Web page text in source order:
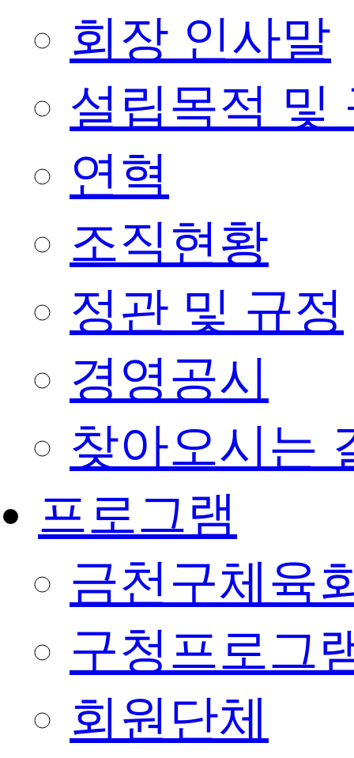
회장 인사말
설립목적 및
연혁
조직현황
정관 및 규정
경영공시
찾아오시는
프로그램
금천구체육
구청프로그
회원단체